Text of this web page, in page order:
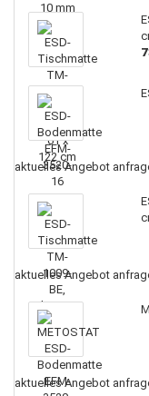
aktuelles Angebot
aktuelles Angebot
aktuelles Angebot